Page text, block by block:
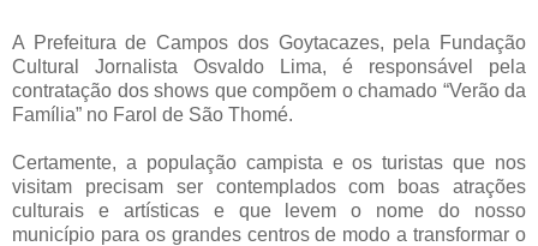
A Prefeitura de Campos dos Goytacazes, pela Fundação
Cultural Jornalista Osvaldo Lima, é responsável pela
contratação dos shows que compõem o chamado “Verão da
Família” no Farol de São Thomé.
Certamente, a população campista e os turistas que nos
visitam precisam ser contemplados com boas atrações
culturais e artísticas e que levem o nome do nosso
município para os grandes centros de modo a transformar o